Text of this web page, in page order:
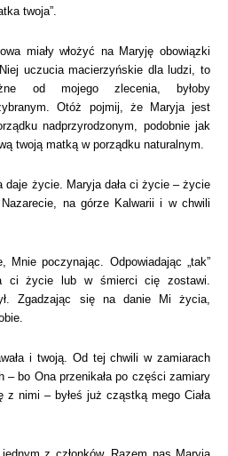
twoja”.
miały włożyć na Maryję obowiązki
uczucia macierzyńskie dla ludzi, to
od mojego zlecenia, byłoby
Otóż pojmij, że Maryja jest
nadprzyrodzonym, podobnie jak
twoją matką w porządku naturalnym.
życie. Maryja dała ci życie – życie
na górze Kalwarii i w chwili
Mnie poczynając. Odpowiadając „tak”
ci życie lub w śmierci cię zostawi.
Zgadzając się na danie Mi życia,
i twoją. Od tej chwili w zamiarach
– bo Ona przenikała po części zamiary
z nimi – byłeś już cząstką mego Ciała